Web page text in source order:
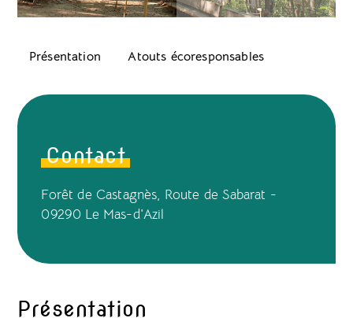
Présentation Atouts écoresponsables
Présentation
Contact
Forêt de Castagnès, Route de Sabarat -
09290 Le Mas-d'Azil